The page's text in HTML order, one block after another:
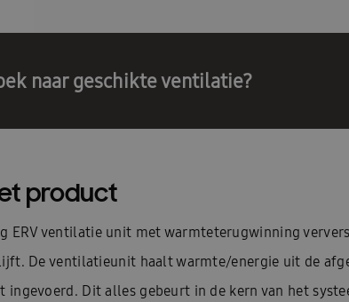
naar geschikte ventilatie?
product
ERV ventilatie unit met warmteterugwinning
De ventilatieunit haalt warmte/energie uit de
ingevoerd. Dit alles gebeurt in de kern van het